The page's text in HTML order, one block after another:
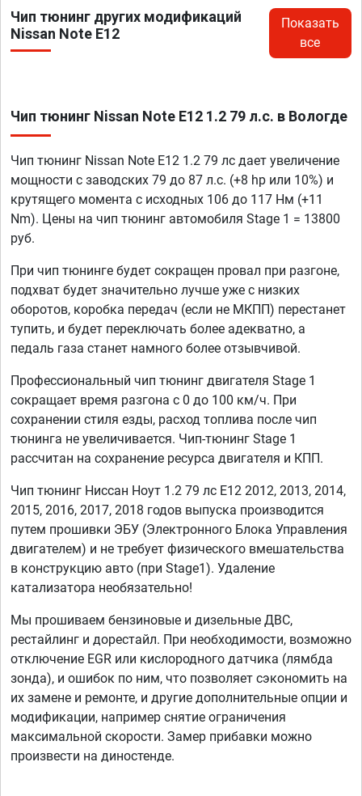
Чип тюнинг других модификаций
Nissan Note E12
Показать
все
Чип тюнинг Nissan Note E12 1.2 79 л.с. в Вологде
Чип тюнинг Nissan Note E12 1.2 79 лс дает увеличение
мощности с заводских 79 до 87 л.с. (+8 hp или 10%) и
крутящего момента с исходных 106 до 117 Нм (+11
Nm). Цены на чип тюнинг автомобиля Stage 1 = 13800
руб.
При чип тюнинге будет сокращен провал при разгоне,
подхват будет значительно лучше уже с низких
оборотов, коробка передач (если не МКПП) перестанет
тупить, и будет переключать более адекватно, а
педаль газа станет намного более отзывчивой.
Профессиональный чип тюнинг двигателя Stage 1
сокращает время разгона с 0 до 100 км/ч. При
сохранении стиля езды, расход топлива после чип
тюнинга не увеличивается. Чип-тюнинг Stage 1
рассчитан на сохранение ресурса двигателя и КПП.
Чип тюнинг Ниссан Ноут 1.2 79 лс E12 2012, 2013, 2014,
2015, 2016, 2017, 2018 годов выпуска производится
путем прошивки ЭБУ (Электронного Блока Управления
двигателем) и не требует физического вмешательства
в конструкцию авто (при Stage1). Удаление
катализатора необязательно!
Мы прошиваем бензиновые и дизельные ДВС,
рестайлинг и дорестайл. При необходимости, возможно
отключение EGR или кислородного датчика (лямбда
зонда), и ошибок по ним, что позволяет сэкономить на
их замене и ремонте, и другие дополнительные опции и
модификации, например снятие ограничения
максимальной скорости. Замер прибавки можно
произвести на диностенде.